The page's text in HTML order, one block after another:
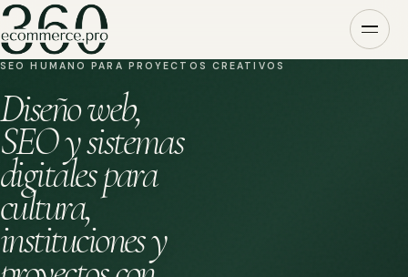
SEO HUMANO PARA PROYECTOS CREATIVOS
Diseño web,
SEO y sistemas
digitales para
cultura,
instituciones y